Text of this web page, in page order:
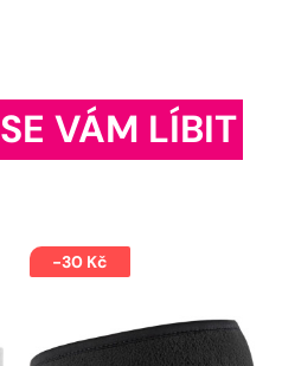
SE VÁM LÍBIT
-30 Kč